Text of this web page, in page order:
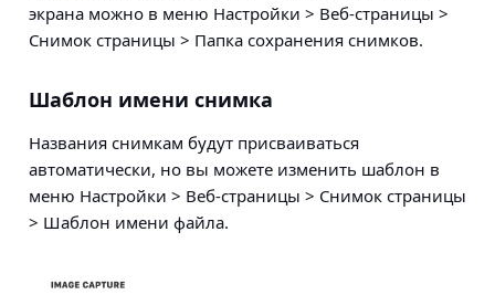
экрана можно в меню Настройки > Веб-страницы >
Снимок страницы > Папка сохранения снимков.
Шаблон имени снимка
Названия снимкам будут присваиваться
автоматически, но вы можете изменить шаблон в
меню Настройки > Веб-страницы > Снимок страницы
> Шаблон имени файла.